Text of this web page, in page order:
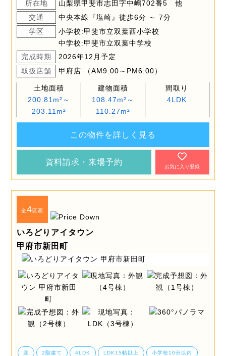
所在地
山梨県甲斐市志田字中嶋702番5 他
交通
中央本線『塩崎』徒歩6分 ～ 7分
学区
小学校:甲斐市立双葉西小学校
中学校:甲斐市立双葉中学校
完成時期
2026年12月予定
取扱店舗
甲府店 （AM9:00～PM6:00）
土地面積
200.81m²～
203.11m²
建物面積
108.47m²～
110.27m²
間取り
4LDK
この物件を詳しく見る
資料請求・来場予約
お気に入り登録
全4区画
いろどりアイタウン
甲府市新田町
庭 2階建て 4LDK LDK15帖以上 小学校10分以内